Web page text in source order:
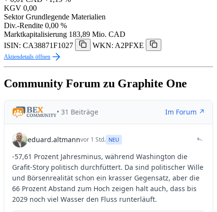
KGV 0,00
Sektor Grundlegende Materialien
Div.-Rendite 0,00 %
Marktkapitalisierung 183,89 Mio. CAD
ISIN: CA38871F1027
WKN: A2PFXE
Aktiendetails öffnen
Community Forum zu Graphite One